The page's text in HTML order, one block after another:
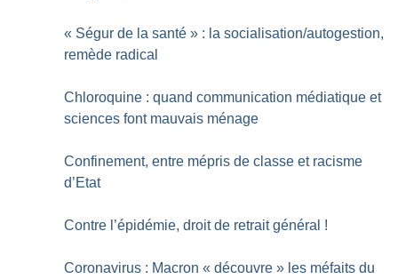
« Ségur de la santé » : la socialisation/autogestion,
remède radical
Chloroquine : quand communication médiatique et
sciences font mauvais ménage
Confinement, entre mépris de classe et racisme
d’Etat
Contre l’épidémie, droit de retrait général !
Coronavirus : Macron « découvre » les méfaits du